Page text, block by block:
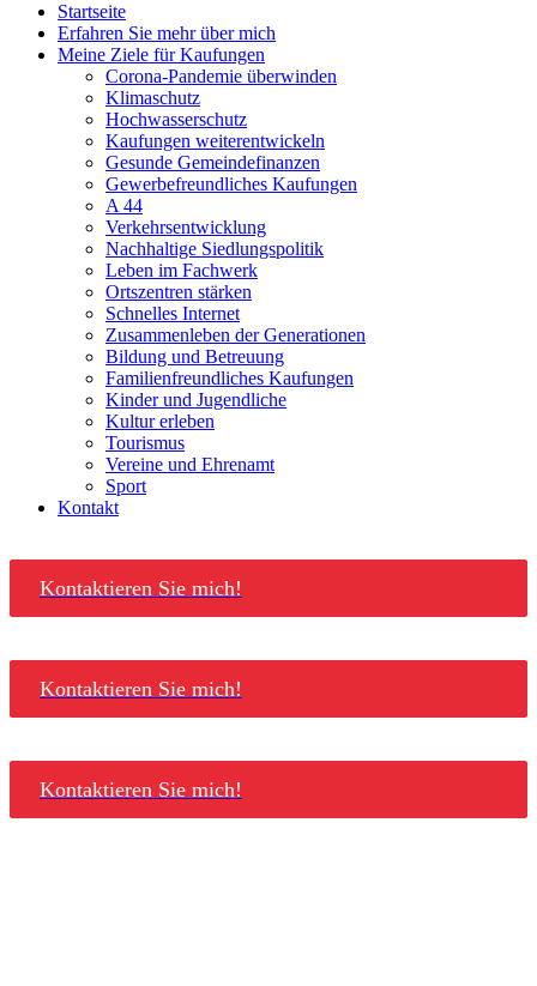
Startseite
Erfahren Sie mehr über mich
Meine Ziele für Kaufungen
Corona-Pandemie überwinden
Klimaschutz
Hochwasserschutz
Kaufungen weiterentwickeln
Gesunde Gemeindefinanzen
Gewerbefreundliches Kaufungen
A 44
Verkehrsentwicklung
Nachhaltige Siedlungspolitik
Leben im Fachwerk
Ortszentren stärken
Schnelles Internet
Zusammenleben der Generationen
Bildung und Betreuung
Familienfreundliches Kaufungen
Kinder und Jugendliche
Kultur erleben
Tourismus
Vereine und Ehrenamt
Sport
Kontakt
Kontaktieren Sie mich!
Kontaktieren Sie mich!
Kontaktieren Sie mich!